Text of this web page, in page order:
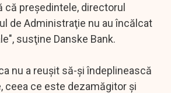
că preşedintele, directorul
de Administraţie nu au încălcat
susţine Danske Bank.
nu a reuşit să-şi îndeplinească
ceea ce este dezamăgitor şi